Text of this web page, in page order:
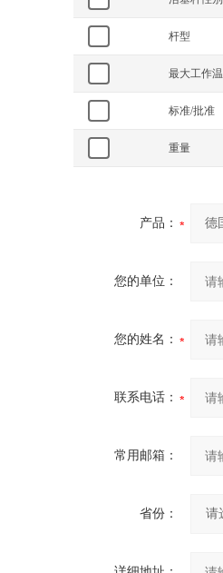
杆型
最大工作
标准/批准
重量
产品：
您的单位：
您的姓名：
联系电话：
常用邮箱：
省份：